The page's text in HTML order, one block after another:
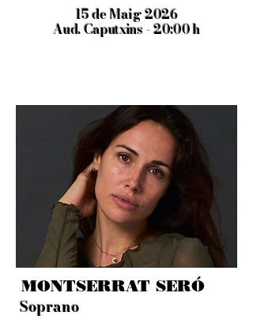
15 de Maig 2026
Aud. Caputxins - 20:00 h
MONTSERRAT SERÓ
Soprano